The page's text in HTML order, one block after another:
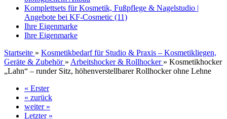
Komplettsets für Kosmetik, Fußpflege & Nagelstudio |
Angebote bei KF-Cosmetic (11)
Ihre Eigenmarke
Ihre Eigenmarke
Startseite » Kosmetikbedarf für Studio & Praxis – Kosmetikliegen,
Geräte & Zubehör » Arbeitshocker & Rollhocker » Kosmetikhocker
„Lahn“ – runder Sitz, höhenverstellbarer Rollhocker ohne Lehne
« Erster
« zurück
weiter »
Letzter »